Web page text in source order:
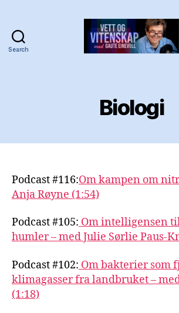
Search
med
Gaute
Biologi
Podcast #116:Om kampen om
Anja Røyne (1:54)
Podcast #105: Om intelligensen
humler – med Julie Sørlie Paus-
Podcast #102: Om bakterier som
klimagasser fra landbruket –
(1:18)